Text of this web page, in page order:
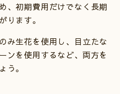
、初期費用だけでなく長期
ります。
み生花を使用し、目立たな
ンを使用するなど、両方を
う。